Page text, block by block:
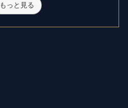
もっと見る